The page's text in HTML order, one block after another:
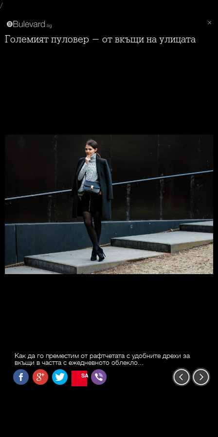
/
Големият пуловер - от вкъщи на улицата
Как да го преместим от рафтчетата с удобните дрехи за
вкъщи в частта с ежедневното облекло...
SAVE